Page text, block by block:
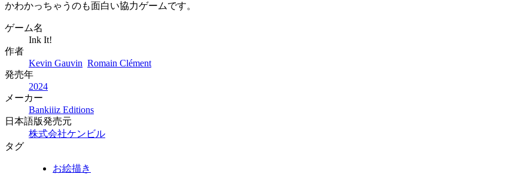
かわかっちゃうのも面白い協力ゲームです。
ゲーム名
Ink It!
作者
Kevin Gauvin Romain Clément
発売年
2024
メーカー
Bankiiiz Editions
日本語版発売元
株式会社ケンビル
タグ
お絵描き